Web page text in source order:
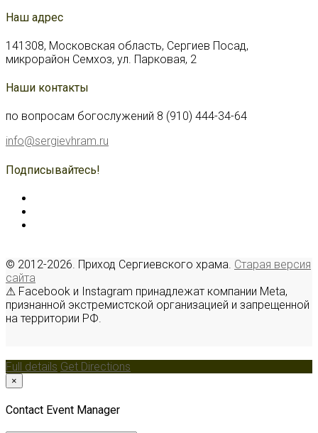
Наш адрес
141308, Московская область, Сергиев Посад,
микрорайон Семхоз, ул. Парковая, 2
Наши контакты
по вопросам богослужений 8 (910) 444-34-64
info@sergievhram.ru
Подписывайтесь!
© 2012-2026. Приход Сергиевского храма. Старая версия
сайта
⚠ Facebook и Instagram принадлежат компании Meta,
признанной экстремистской организацией и запрещенной
на территории РФ.
Full details Get Directions
×
Contact Event Manager